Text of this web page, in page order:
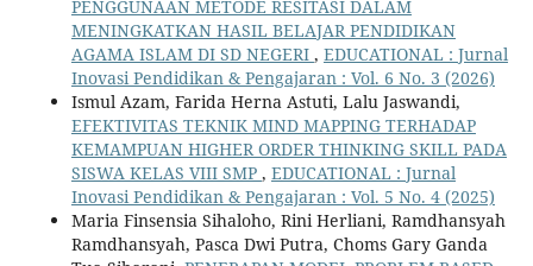
PENGGUNAAN METODE RESITASI DALAM
MENINGKATKAN HASIL BELAJAR PENDIDIKAN
AGAMA ISLAM DI SD NEGERI , EDUCATIONAL : Jurnal
Inovasi Pendidikan & Pengajaran : Vol. 6 No. 3 (2026)
Ismul Azam, Farida Herna Astuti, Lalu Jaswandi,
EFEKTIVITAS TEKNIK MIND MAPPING TERHADAP
KEMAMPUAN HIGHER ORDER THINKING SKILL PADA
SISWA KELAS VIII SMP , EDUCATIONAL : Jurnal
Inovasi Pendidikan & Pengajaran : Vol. 5 No. 4 (2025)
Maria Finsensia Sihaloho, Rini Herliani, Ramdhansyah
Ramdhansyah, Pasca Dwi Putra, Choms Gary Ganda